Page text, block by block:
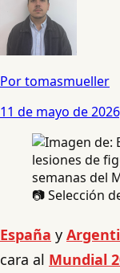
Por tomasmueller
11 de mayo de
📷 Selección
España y
cara al Mundial